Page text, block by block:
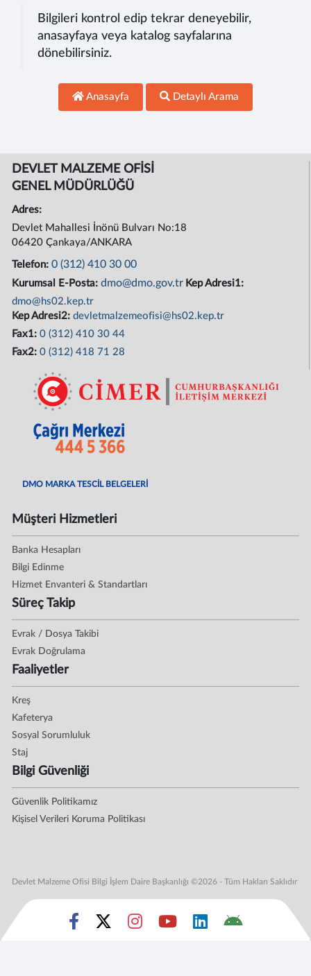
Bilgileri kontrol edip tekrar deneyebilir,
anasayfaya veya katalog sayfalarına
dönebilirsiniz.
Anasayfa Detaylı Arama
DEVLET MALZEME OFİSİ
GENEL MÜDÜRLÜĞÜ
Adres:
Devlet Mahallesi İnönü Bulvarı No:18
06420 Çankaya/ANKARA
Telefon:0 (312) 410 30 00
Kurumsal E-Posta:dmo@dmo.gov.tr Kep Adresi1:
dmo@hs02.kep.tr
Kep Adresi2:devletmalzemeofisi@hs02.kep.tr
Fax1:0 (312) 410 30 44
Fax2:0 (312) 418 71 28
DMO MARKA TESCİL BELGELERİ
Müşteri Hizmetleri
Banka Hesapları
Bilgi Edinme
Hizmet Envanteri & Standartları
Süreç Takip
Evrak / Dosya Takibi
Evrak Doğrulama
Faaliyetler
Kreş
Kafeterya
Sosyal Sorumluluk
Staj
Bilgi Güvenliği
Güvenlik Politikamız
Kişisel Verileri Koruma Politikası
Devlet Malzeme Ofisi Bilgi İşlem Daire Başkanlığı ©2026 - Tüm Hakları Saklıdır